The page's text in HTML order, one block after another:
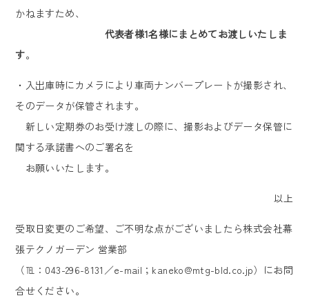
かねますため、
代表者様1名様にまとめてお渡しいたしま
す。
・入出庫時にカメラにより車両ナンバープレートが撮影され、
そのデータが保管されます。
新しい定期券のお受け渡しの際に、撮影およびデータ保管に
関する承諾書へのご署名を
お願いいたします。
以上
受取日変更のご希望、ご不明な点がございましたら株式会社幕
張テクノガーデン 営業部
（℡：043-296-8131／e-mail；kaneko@mtg-bld.co.jp）にお問
合せください。